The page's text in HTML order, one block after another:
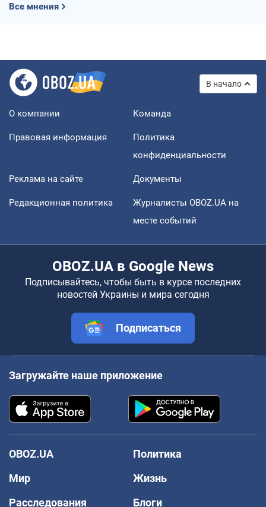
Все мнения
В начало
О компании Команда
Правовая информация
Политика
конфиденциальности
Реклама на сайте Документы
Редакционная политика
Журналисты OBOZ.UA на
месте событий
OBOZ.UA в Google News
Подписывайтесь, чтобы быть в курсе последних
новостей Украины и мира сегодня
Подписаться
Загружайте наше приложение
OBOZ.UA
Политика
Мир
Жизнь
Расследования
Блоги